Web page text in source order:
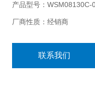
WSM10120ZR-01M-C-
产品型号：WSM08130C-
厂商性质：经销商
联系我们